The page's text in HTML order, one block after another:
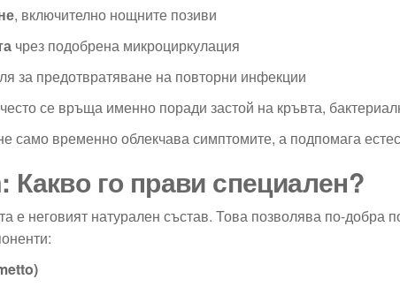
, включително нощните позиви
чрез подобрена микроциркулация
за предотвратяване на повторни инфекции
се връща именно поради застой на кръвта,
само временно облекчава симптомите, а подпомага
го прави специален?
е неговият натурален състав. Това позволява по-